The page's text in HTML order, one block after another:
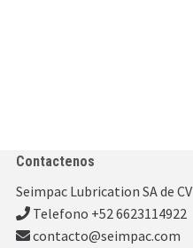
Contactenos
Seimpac Lubrication SA de CV
Telefono +52 6623114922
contacto@seimpac.com